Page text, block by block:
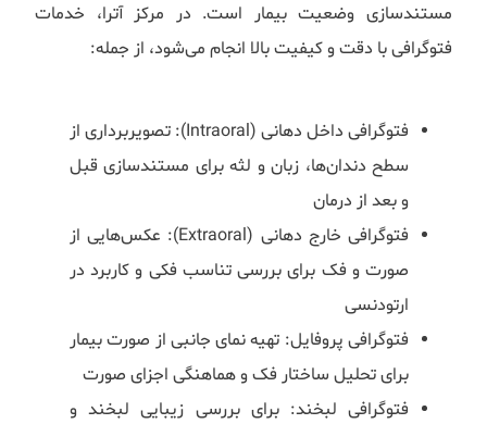
مستندسازی وضعیت بیمار است. در مرکز آترا، خدمات
فتوگرافی با دقت و کیفیت بالا انجام می‌شود، از جمله:
فتوگرافی داخل دهانی (Intraoral): تصویربرداری از
سطح دندان‌ها، زبان و لثه برای مستندسازی قبل
و بعد از درمان
فتوگرافی خارج دهانی (Extraoral): عکس‌هایی از
صورت و فک برای بررسی تناسب فکی و کاربرد در
ارتودنسی
فتوگرافی پروفایل: تهیه نمای جانبی از صورت بیمار
برای تحلیل ساختار فک و هماهنگی اجزای صورت
فتوگرافی لبخند: برای بررسی زیبایی لبخند و